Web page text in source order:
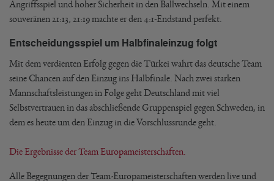
Angriffsspiel und hoher Sicherheit in den Ballwechseln. Mit einem
souveränen 21:13, 21:19 machte er den 4:1-Endstand perfekt.
Entscheidungsspiel um Halbfinaleinzug folgt
Mit dem verdienten Erfolg gegen die Türkei wahrt das deutsche Team
seine Chancen auf den Einzug ins Halbfinale. Nach zwei starken
Mannschaftsleistungen in Folge geht Deutschland mit viel
Selbstvertrauen in das abschließende Gruppenspiel gegen Schweden, in
dem es heute um den Einzug in die Vorschlussrunde geht.
Die Ergebnisse der Team Europameisterschaften.
Alle Begegnungen der Team-Europameisterschaften werden live und